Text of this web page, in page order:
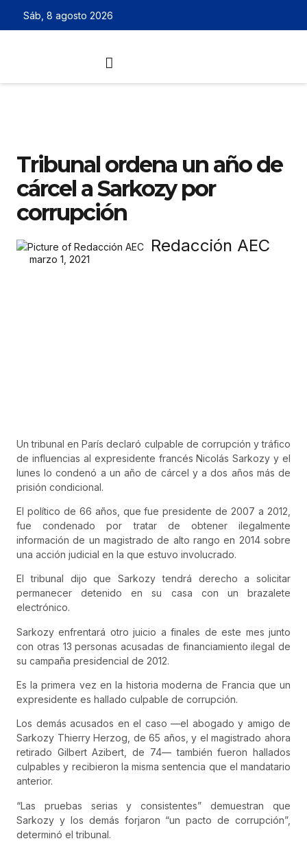
Sáb, 8 agosto 2026
Tribunal ordena un año de
cárcel a Sarkozy por
corrupción
Redacción AEC
marzo 1, 2021
Un tribunal en París declaró culpable de corrupción y tráfico
de influencias al expresidente francés Nicolás Sarkozy y el
lunes lo condenó a un año de cárcel y a dos años más de
prisión condicional.
El político de 66 años, que fue presidente de 2007 a 2012,
fue condenado por tratar de obtener ilegalmente
información de un magistrado de alto rango en 2014 sobre
una acción judicial en la que estuvo involucrado.
El tribunal dijo que Sarkozy tendrá derecho a solicitar
permanecer detenido en su casa con un brazalete
electrónico.
Sarkozy enfrentará otro juicio a finales de este mes junto
con otras 13 personas acusadas de financiamiento ilegal de
su campaña presidencial de 2012.
Es la primera vez en la historia moderna de Francia que un
expresidente es hallado culpable de corrupción.
Los demás acusados en el caso —el abogado y amigo de
Sarkozy Thierry Herzog, de 65 años, y el magistrado ahora
retirado Gilbert Azibert, de 74— también fueron hallados
culpables y recibieron la misma sentencia que el mandatario
anterior.
“Las pruebas serias y consistentes” demuestran que
Sarkozy y los demás forjaron “un pacto de corrupción”,
determinó el tribunal.